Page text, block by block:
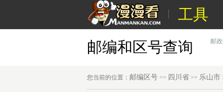
工具
邮编和区号查询 邮
您当前的位置： 邮编区号 >> 四川省 >> 乐山市